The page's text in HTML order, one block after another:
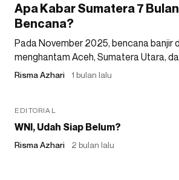
Apa Kabar Sumatera 7
Bencana?
Pada November 2025, bencana banjir
menghantam Aceh, Sumatera Utara,
Risma Azhari 1 bulan lalu
EDITORIAL
WNI, Udah Siap Belum?
Risma Azhari 2 bulan lalu